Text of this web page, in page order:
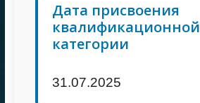
Дата присвоения
квалификационной
категории
31.07.2025